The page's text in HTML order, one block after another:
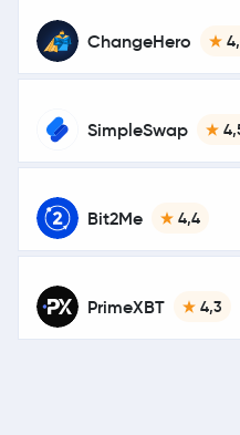
ChangeHero
SimpleSwap
Bit2Me 4,4
PrimeXBT 4,3